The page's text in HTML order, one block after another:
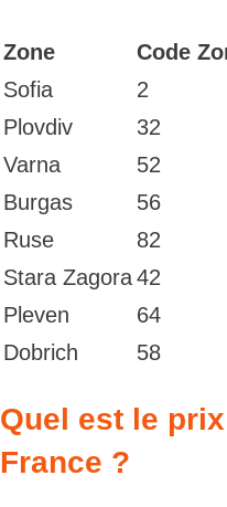
Zone
Code
Sofia
2
Plovdiv
32
Varna
52
Burgas
56
Ruse
82
Stara Zagora42
Pleven
64
Dobrich
58
Quel est le
France ?